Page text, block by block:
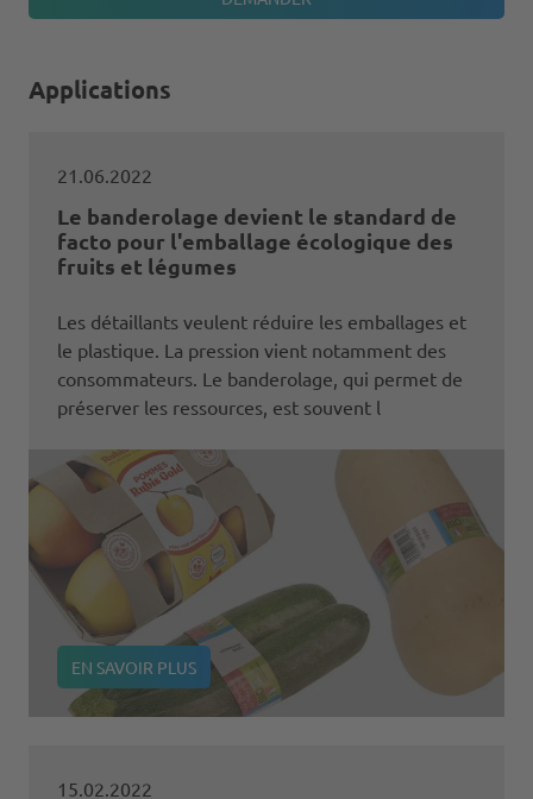
Applications
21.06.2022
Le banderolage devient le standard de
facto pour l'emballage écologique des
fruits et légumes
Les détaillants veulent réduire les emballages et
le plastique. La pression vient notamment des
consommateurs. Le banderolage, qui permet de
préserver les ressources, est souvent l
EN SAVOIR PLUS
15.02.2022